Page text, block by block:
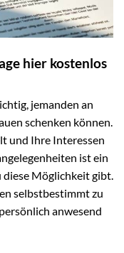
hier kostenlos
jemanden an
schenken können.
und Ihre Interessen
ist ein
diese Möglichkeit gibt.
selbstbestimmt zu
anwesend